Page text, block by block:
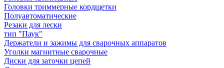
Головки триммерные кордщетки
Полуавтоматические
Резаки для лески
тип "Паук"
Держатели и зажимы для сварочных аппаратов
Уголки магнитные сварочные
Диски для заточки цепей